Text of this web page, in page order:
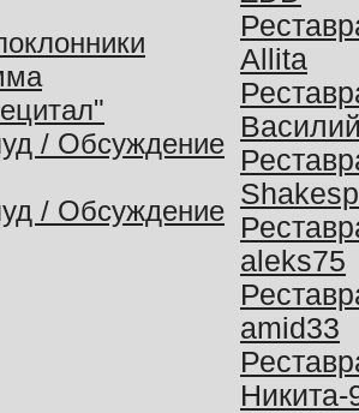
/ Обсуждение
/ Обсуждение
Allita
aleks75
amid33
Никита-